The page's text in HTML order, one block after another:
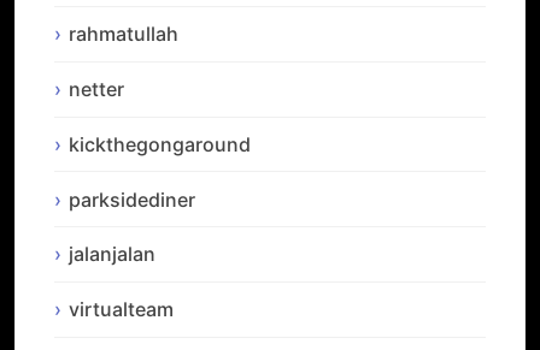
rahmatullah
netter
kickthegongaround
parksidediner
jalanjalan
virtualteam